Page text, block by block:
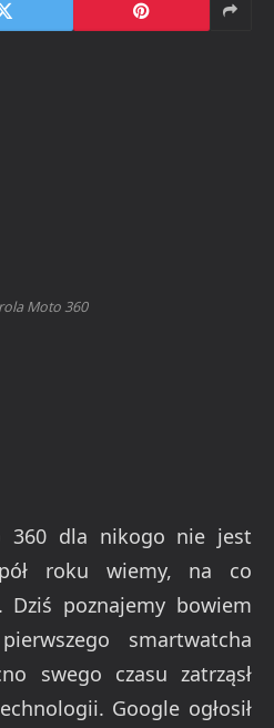
Moto 360
360 dla nikogo nie jest
roku wiemy, na co
Dziś poznajemy bowiem
smartwatcha
swego czasu zatrząsł
Google ogłosił